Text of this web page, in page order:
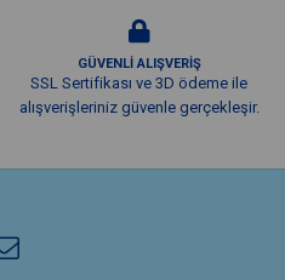
GÜVENLİ ALIŞVERİŞ
SSL Sertifikası ve 3D ödeme ile
alışverişleriniz güvenle gerçekleşir.